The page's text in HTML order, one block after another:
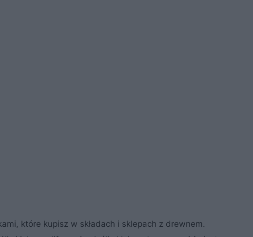
które kupisz w składach i sklepach z drewnem.